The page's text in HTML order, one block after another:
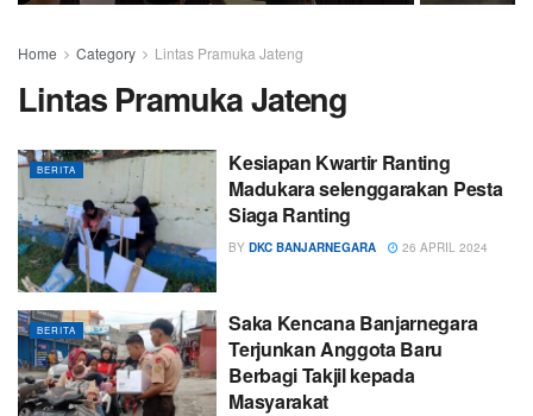
Home Category Lintas Pramuka Jateng
Lintas Pramuka Jateng
BERITA
Kesiapan Kwartir Ranting
Madukara selenggarakan Pesta
Siaga Ranting
BY DKC BANJARNEGARA 26 APRIL 2024
BERITA
Saka Kencana Banjarnegara
Terjunkan Anggota Baru
Berbagi Takjil kepada
Masyarakat